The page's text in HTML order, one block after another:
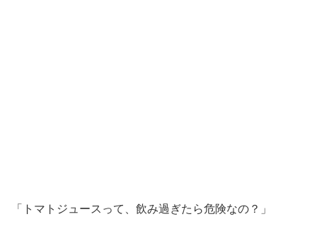
「トマトジュースって、飲み過ぎたら危険なの？」